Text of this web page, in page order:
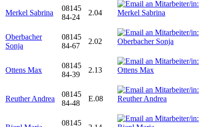
Merkel Sabrina
08145
84-24
2.04
Oberbacher
Sonja
08145
84-67
2.02
Ottens Max
08145
84-39
2.13
Reuther Andrea
08145
84-48
E.08
08145